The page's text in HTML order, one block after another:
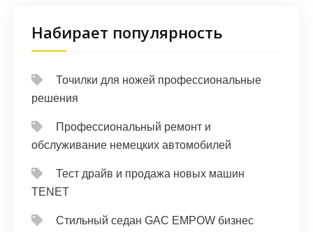
Набирает популярность
Точилки для ножей профессиональные
решения
Профессиональный ремонт и
обслуживание немецких автомобилей
Тест драйв и продажа новых машин
TENET
Стильный седан GAC EMPOW бизнес